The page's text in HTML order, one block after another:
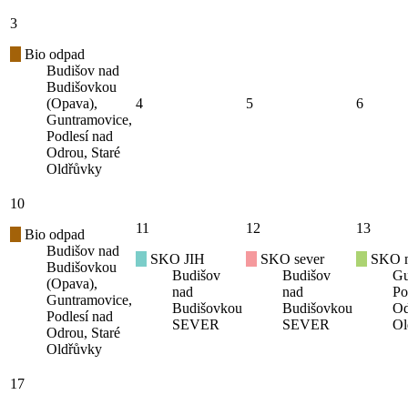
3
Bio odpad
Budišov nad
Budišovkou
(Opava),
Guntramovice,
Podlesí nad
Odrou, Staré
Oldřůvky
4 5 6
10
Bio odpad
Budišov nad
Budišovkou
(Opava),
Guntramovice,
Podlesí nad
Odrou, Staré
Oldřůvky
11
SKO JIH
Budišov
nad
Budišovkou
SEVER
12
SKO sever
Budišov
nad
Budišovkou
SEVER
13
SKO
17